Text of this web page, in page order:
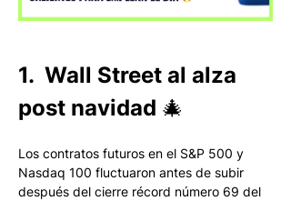
1.  Wall Street al alza
post navidad 🎄
Los contratos futuros en el S&P 500 y
Nasdaq 100 fluctuaron antes de subir
después del cierre récord número 69 del